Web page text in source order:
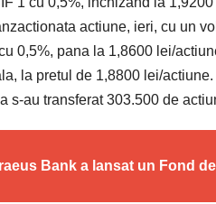
actiune, ieri, cu un
0,5%, pana la 1,8600 lei/
la pretul de 1,8800 lei/
s-au transferat 303.500 de
Bank a lansat un Fond